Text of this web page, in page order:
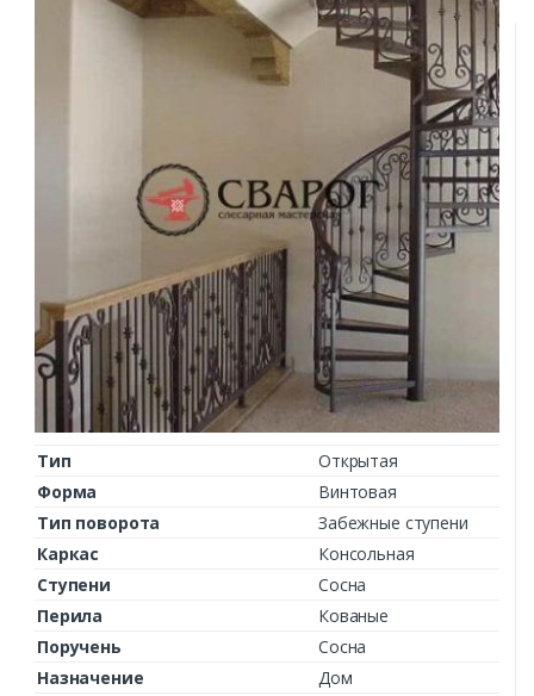
Тип
Открытая
Форма
Винтовая
Тип поворота
Забежные ступени
Каркас
Консольная
Ступени
Сосна
Перила
Кованые
Поручень
Сосна
Назначение
Дом